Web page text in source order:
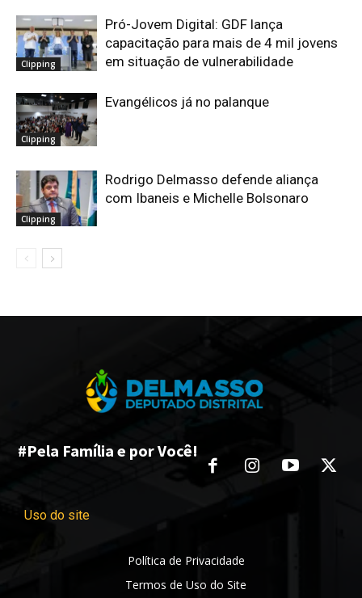
Clipping
Pró-Jovem Digital: GDF lança
capacitação para mais de 4 mil jovens
em situação de vulnerabilidade
Clipping
Evangélicos já no palanque
Clipping
Rodrigo Delmasso defende aliança
com Ibaneis e Michelle Bolsonaro
#Pela Família e por Você!
Uso do site
Política de Privacidade
Termos de Uso do Site